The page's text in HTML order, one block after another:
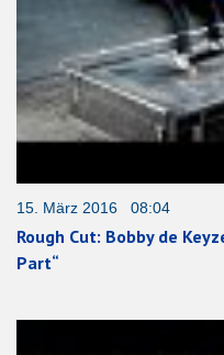
15. März 2016 08:04
Rough Cut: Bobby de
Part“